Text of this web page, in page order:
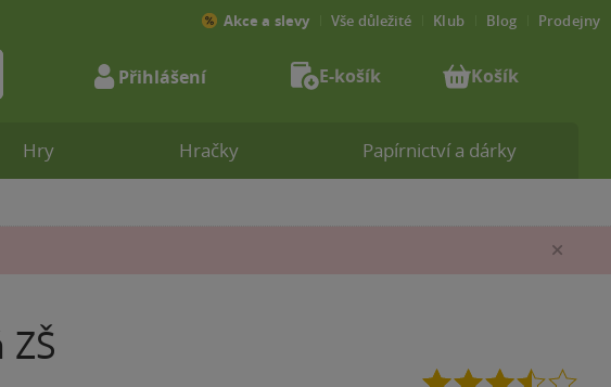
Hry Hračky Papírnictví a dárky
Akce a slevy Vše důležité Klub Blog Prodejny
Přihlášení E-košík Košík